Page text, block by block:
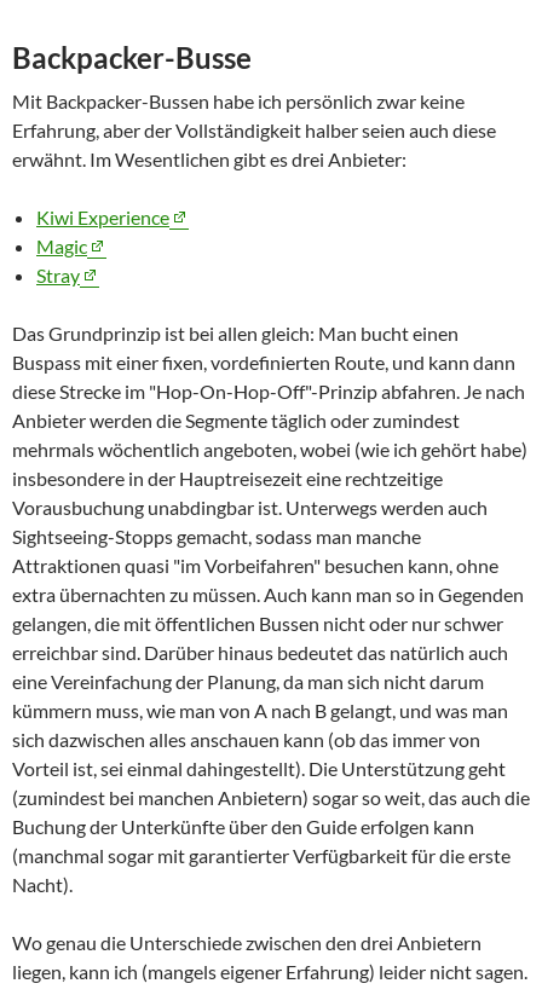
Backpacker-Busse
Mit Backpacker-Bussen habe ich persönlich zwar keine
Erfahrung, aber der Vollständigkeit halber seien auch diese
erwähnt. Im Wesentlichen gibt es drei Anbieter:
Kiwi Experience
Magic
Stray
Das Grundprinzip ist bei allen gleich: Man bucht einen
Buspass mit einer fixen, vordefinierten Route, und kann dann
diese Strecke im "Hop-On-Hop-Off"-Prinzip abfahren. Je nach
Anbieter werden die Segmente täglich oder zumindest
mehrmals wöchentlich angeboten, wobei (wie ich gehört habe)
insbesondere in der Hauptreisezeit eine rechtzeitige
Vorausbuchung unabdingbar ist. Unterwegs werden auch
Sightseeing-Stopps gemacht, sodass man manche
Attraktionen quasi "im Vorbeifahren" besuchen kann, ohne
extra übernachten zu müssen. Auch kann man so in Gegenden
gelangen, die mit öffentlichen Bussen nicht oder nur schwer
erreichbar sind. Darüber hinaus bedeutet das natürlich auch
eine Vereinfachung der Planung, da man sich nicht darum
kümmern muss, wie man von A nach B gelangt, und was man
sich dazwischen alles anschauen kann (ob das immer von
Vorteil ist, sei einmal dahingestellt). Die Unterstützung geht
(zumindest bei manchen Anbietern) sogar so weit, das auch die
Buchung der Unterkünfte über den Guideerfolgen kann
(manchmal sogar mit garantierter Verfügbarkeit für die erste
Nacht).
Wo genau die Unterschiede zwischen den drei Anbietern
liegen, kann ich (mangels eigener Erfahrung) leider nicht sagen.